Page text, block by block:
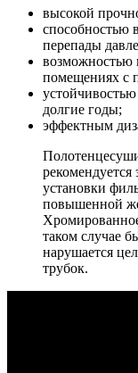
высокой
способностью
перепады
возможностью
помещениях с
долгие годы;
эффектным
рекомендуется
установки
повышенной
таком случае
нарушается
трубок.